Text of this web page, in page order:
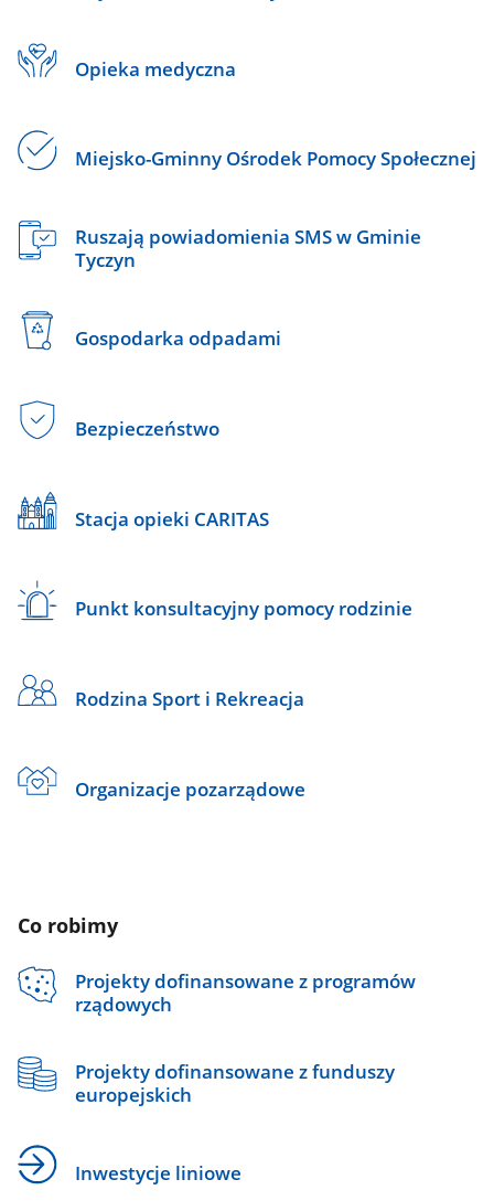
Opieka medyczna
Miejsko-Gminny Ośrodek Pomocy Społecznej
Ruszają powiadomienia SMS w Gminie
Tyczyn
Gospodarka odpadami
Bezpieczeństwo
Stacja opieki CARITAS
Punkt konsultacyjny pomocy rodzinie
Rodzina Sport i Rekreacja
Organizacje pozarządowe
Co robimy
Projekty dofinansowane z programów
rządowych
Projekty dofinansowane z funduszy
europejskich
Inwestycje liniowe